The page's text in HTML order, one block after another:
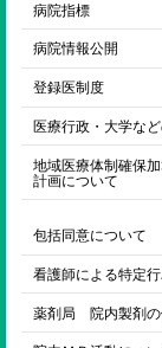
病院指標
病院情報公開
登録医制度
医療行政・大学な
地域医療体制確保
計画について
包括同意について
看護師による特定
薬剤局 院内製剤の